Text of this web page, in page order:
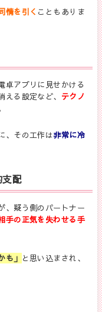
情を引く こともありま
卓アプリに見せかける
る設定など、 テクノ
、その工作は非常に冷
支配
、疑う側のパートナー
手の正気を失わせる手
も」 と思い込まされ、